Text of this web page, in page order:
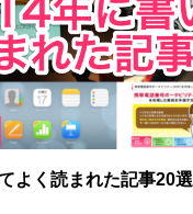
よく読まれた記事20選